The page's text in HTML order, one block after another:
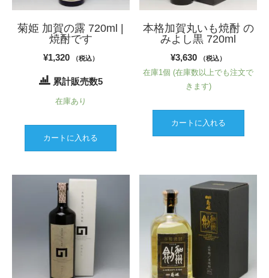
菊姫 加賀の露 720ml |
焼酎です
¥1,320 （税込）
累計販売数5
在庫あり
カートに入れる
本格加賀丸いも焼酎 の
みよし黒 720ml
¥3,630 （税込）
在庫1個 (在庫数以上でも注文で
きます)
カートに入れる